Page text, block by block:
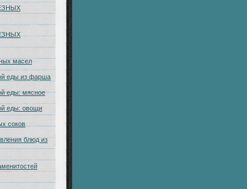
масел
еды из фарша
еды: мясное
еды: овощи
соков
блюд из